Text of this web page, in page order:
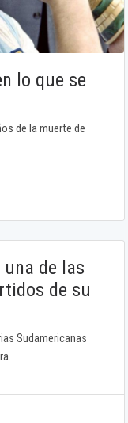
lo que se
de la muerte de
de las
de su
Sudamericanas